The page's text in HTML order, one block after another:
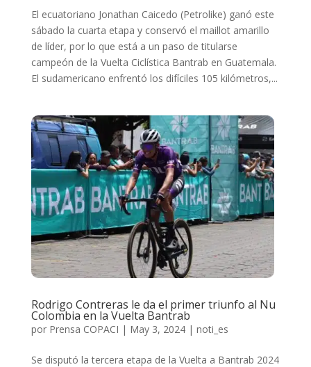
El ecuatoriano Jonathan Caicedo (Petrolike) ganó este
sábado la cuarta etapa y conservó el maillot amarillo
de líder, por lo que está a un paso de titularse
campeón de la Vuelta Ciclística Bantrab en Guatemala.
El sudamericano enfrentó los difíciles 105 kilómetros,...
Rodrigo Contreras le da el primer triunfo al Nu
Colombia en la Vuelta Bantrab
por Prensa COPACI | May 3, 2024| noti_es
Se disputó la tercera etapa de la Vuelta a Bantrab 2024